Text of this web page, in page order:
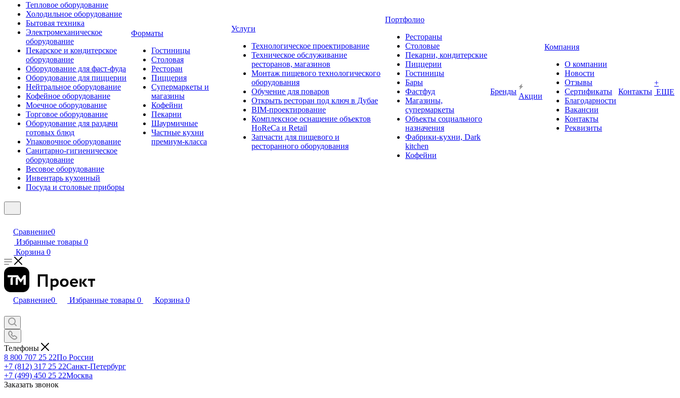
Тепловое оборудование
Холодильное оборудование
Бытовая техника
Электромеханическое
оборудование
Пекарское и кондитерское
оборудование
Оборудование для фаст-фуда
Оборудование для пиццерии
Нейтральное оборудование
Кофейное оборудование
Моечное оборудование
Торговое оборудование
Оборудование для раздачи
готовых блюд
Упаковочное оборудование
Санитарно-гигиеническое
оборудование
Весовое оборудование
Инвентарь кухонный
Посуда и столовые приборы
Форматы
Гостиницы
Столовая
Ресторан
Пиццерия
Супермаркеты и
магазины
Кофейни
Пекарни
Шаурмичные
Частные кухни
премиум-класса
Услуги
Технологическое проектирование
Техническое обслуживание
ресторанов, магазинов
Монтаж пищевого технологического
оборудования
Обучение для поваров
Открыть ресторан под ключ в Дубае
BIM-проектирование
Комплексное оснащение объектов
HoReCa и Retail
Запчасти для пищевого и
ресторанного оборудования
Портфолио
Рестораны
Столовые
Пекарни, кондитерские
Пиццерии
Гостиницы
Бары
Фастфуд
Магазины,
супермаркеты
Объекты социального
назначения
Фабрики-кухни, Dark
kitchen
Кофейни
Бренды
Акции
Компания
О компании
Новости
Отзывы
Сертификаты
Благодарности
Вакансии
Контакты
Реквизиты
Контакты
+
ЕЩЕ
Сравнение0
Избранные товары 0
Корзина 0
Сравнение0 Избранные товары 0 Корзина 0
Телефоны
8 800 707 25 22По России
+7 (812) 317 25 22Санкт-Петербург
+7 (499) 450 25 22Москва
Заказать звонок